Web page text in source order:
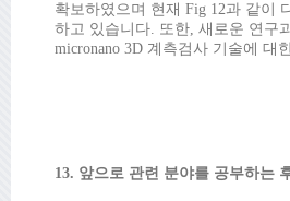
확보하였으며 현재 Fig 12과 같이
하고 있습니다. 또한, 새로운 연구
micronano 3D 계측검사 기술에 대
13. 앞으로 관련 분야를 공부하는